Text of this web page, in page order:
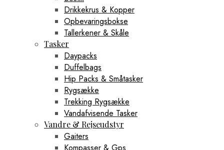
Drikkekrus & Kopper
Opbevaringsbokse
Tallerkener & Skåle
Tasker
Daypacks
Duffelbags
Hip Packs & Småtasker
Rygsække
Trekking Rygsække
Vandafvisende Tasker
Vandre & Rejseudstyr
Gaiters